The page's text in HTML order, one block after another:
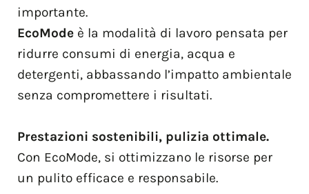
importante.
EcoMode è la modalità di lavoro pensata per
ridurre consumi di energia, acqua e
detergenti, abbassando l’impatto ambientale
senza compromettere i risultati.
Prestazioni sostenibili, pulizia ottimale.
Con EcoMode, si ottimizzano le risorse per
un pulito efficace e responsabile.